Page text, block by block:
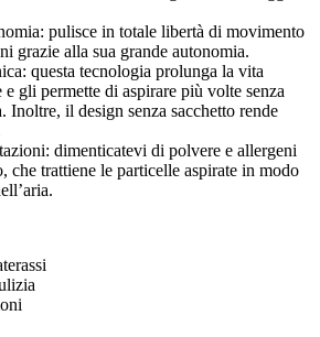
pulisce in totale libertà di movimento
grazie alla sua grande autonomia.
questa tecnologia prolunga la vita
e gli permette di aspirare più volte senza
Inoltre, il design senza sacchetto rende
dimenticatevi di polvere e allergeni
che trattiene le particelle aspirate in modo